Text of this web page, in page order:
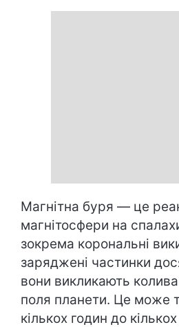
Магнітна буря — це
магнітосфери на
зокрема корональні
заряджені частинки
вони викликають
поля планети. Це може
кількох годин до кількох